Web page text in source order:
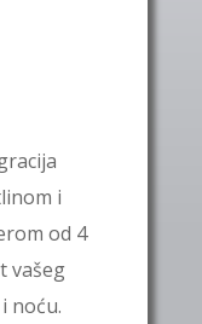
i
od 4
vašeg
noću.